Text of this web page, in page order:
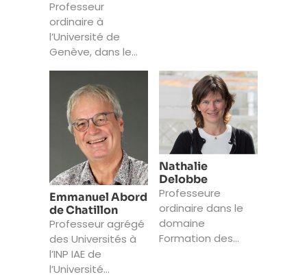
Professeur
ordinaire à
l’Université de
Genève, dans le
domaine de la
Formation des
adultes et de
l’analyse du travail
Emmanuel Abord
de Chatillon
Professeur agrégé
des Universités à
l’INP IAE de
l’Université
Nathalie
Delobbe
Professeure
ordinaire dans le
domaine
Formation des